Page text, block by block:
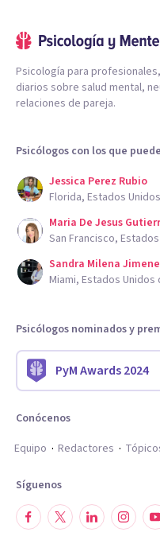
Psicología para
diarios sobre salud mental,
relaciones de pareja.
Psicólogos con los que
Jessica Perez Rubio
Florida, Estados
Maria De Jesus
San Francisco,
Sandra Milena
Miami, Estados Unidos
Psicólogos nominados y
PyM Awards 2024
Conócenos
Equipo
Redactores
Síguenos